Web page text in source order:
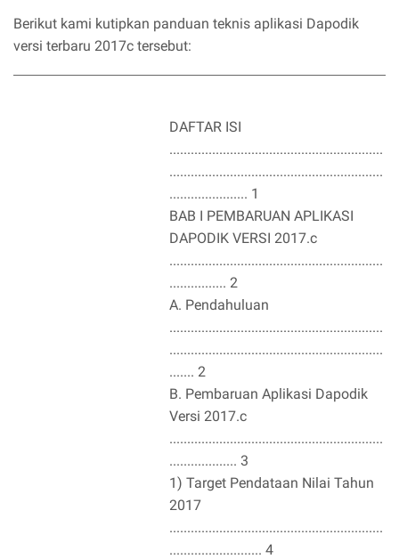
Berikut kami kutipkan panduan teknis aplikasi Dapodik
versi terbaru 2017c tersebut:
DAFTAR ISI
............................................................
............................................................
...................... 1
BAB I PEMBARUAN APLIKASI
DAPODIK VERSI 2017.c
............................................................
................ 2
A. Pendahuluan
............................................................
............................................................
....... 2
B. Pembaruan Aplikasi Dapodik
Versi 2017.c
............................................................
................... 3
1) Target Pendataan Nilai Tahun
2017
............................................................
.......................... 4